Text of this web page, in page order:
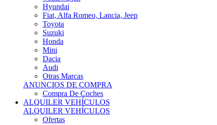
Fiat, Alfa Romeo, Lancia, Jeep
Toyota
Suzuki
Honda
Mini
Dacia
Audi
Otras Marcas
ANUNCIOS DE COMPRA
Compra De Coches
ALQUILER VEHÍCULOS
ALQUILER VEHÍCULOS
Ofertas
Búsquedas